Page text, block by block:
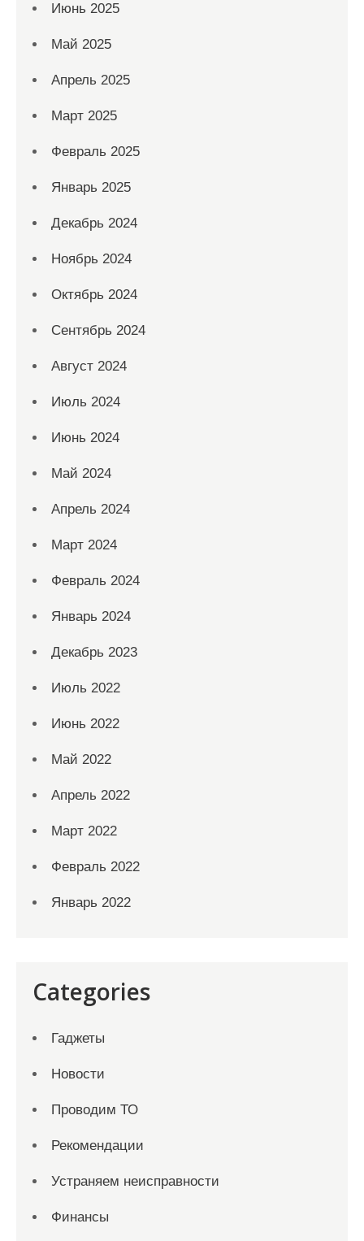
Июнь 2025
Май 2025
Апрель 2025
Март 2025
Февраль 2025
Январь 2025
Декабрь 2024
Ноябрь 2024
Октябрь 2024
Сентябрь 2024
Август 2024
Июль 2024
Июнь 2024
Май 2024
Апрель 2024
Март 2024
Февраль 2024
Январь 2024
Декабрь 2023
Июль 2022
Июнь 2022
Май 2022
Апрель 2022
Март 2022
Февраль 2022
Январь 2022
Categories
Гаджеты
Новости
Проводим ТО
Рекомендации
Устраняем неисправности
Финансы